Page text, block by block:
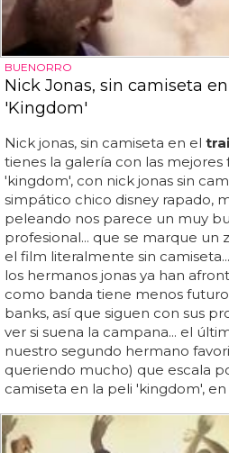
BUENORRO
Nick Jonas, sin camiseta
'Kingdom'
Nick jonas, sin camiseta en el
tienes la galería con las mejores
'kingdom', con nick jonas sin
simpático chico disney rapado,
peleando nos parece un muy
profesional... que se marque un
el film literalmente sin
los hermanos jonas ya han
como banda tiene menos
banks, así que siguen con sus
ver si suena la campana... el
nuestro segundo hermano
queriendo mucho) que escala
camiseta en la peli 'kingdom',